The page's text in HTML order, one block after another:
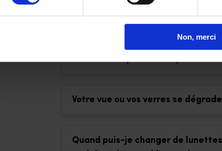
Non, merci
Un opticien peut-il se déplacer en
Comment l’opticien adapte-t-il
Votre vue ou vos verres se
Quand puis-je changer de